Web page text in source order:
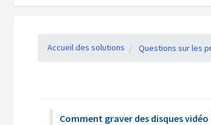
Accueil des solutions Questions sur les
Comment graver des disques